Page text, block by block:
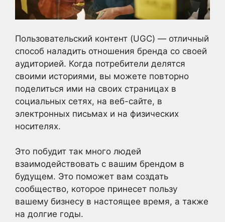
Пользовательский контент (UGC) — отличный
способ наладить отношения бренда со своей
аудиторией. Когда потребители делятся
своими историями, вы можете повторно
поделиться ими на своих страницах в
социальных сетях, на веб-сайте, в
электронных письмах и на физических
носителях.
Это побудит так много людей
взаимодействовать с вашим брендом в
будущем. Это поможет вам создать
сообщество, которое принесет пользу
вашему бизнесу в настоящее время, а также
на долгие годы.